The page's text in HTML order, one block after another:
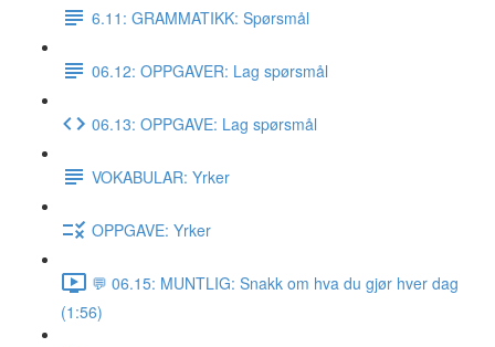
6.11: GRAMMATIKK: Spørsmål
06.12: OPPGAVER: Lag spørsmål
06.13: OPPGAVE: Lag spørsmål
VOKABULAR: Yrker
OPPGAVE: Yrker
💬 06.15: MUNTLIG: Snakk om hva du gjør hver dag
(1:56)